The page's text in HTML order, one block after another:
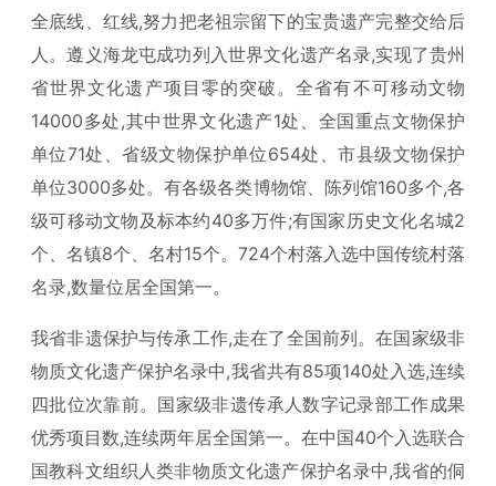
全底线、红线,努力把老祖宗留下的宝贵遗产完整交给后
人。遵义海龙屯成功列入世界文化遗产名录,实现了贵州
省世界文化遗产项目零的突破。全省有不可移动文物
14000多处,其中世界文化遗产1处、全国重点文物保护
单位71处、省级文物保护单位654处、市县级文物保护
单位3000多处。有各级各类博物馆、陈列馆160多个,各
级可移动文物及标本约40多万件;有国家历史文化名城2
个、名镇8个、名村15个。724个村落入选中国传统村落
名录,数量位居全国第一。
我省非遗保护与传承工作,走在了全国前列。在国家级非
物质文化遗产保护名录中,我省共有85项140处入选,连续
四批位次靠前。国家级非遗传承人数字记录部工作成果
优秀项目数,连续两年居全国第一。在中国40个入选联合
国教科文组织人类非物质文化遗产保护名录中,我省的侗